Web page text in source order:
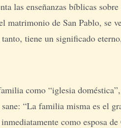
las enseñanzas bíblicas
matrimonio de San Pablo, se
tiene un significado
como “iglesia
“La familia misma es el
como esposa